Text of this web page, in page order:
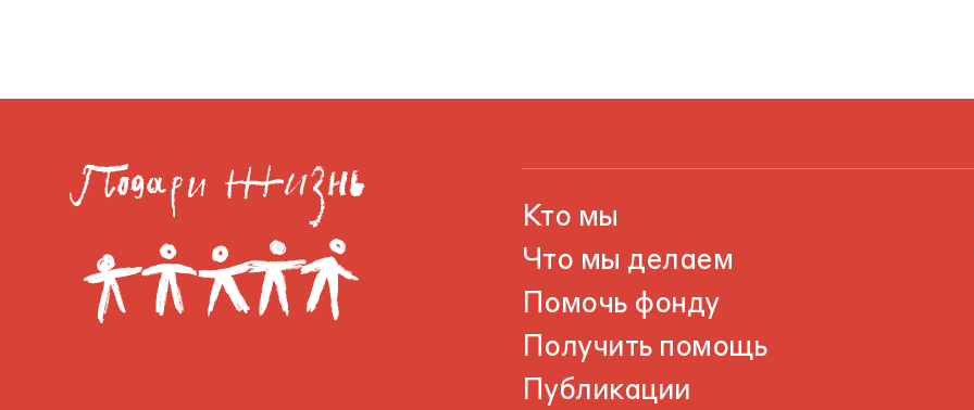
Кто мы
Что мы делаем
Помочь фонду
Получить помощь
Публикации